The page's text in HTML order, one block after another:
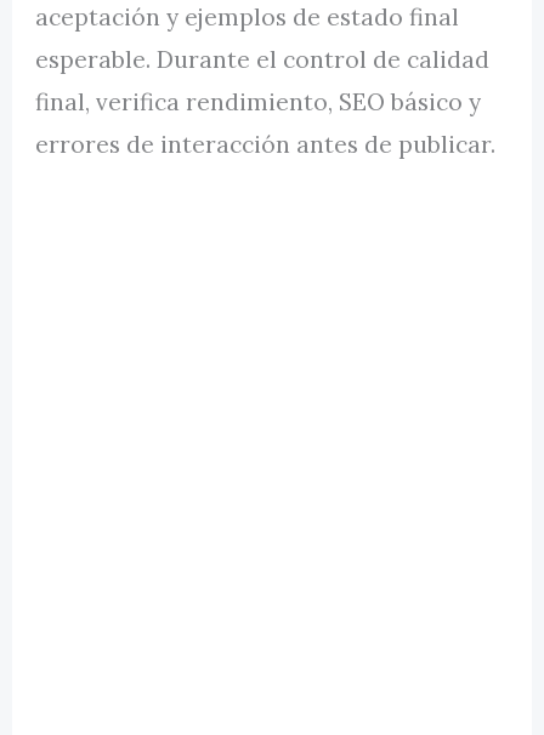
aceptación y ejemplos de estado final
esperable. Durante el control de calidad
final, verifica rendimiento, SEO básico y
errores de interacción antes de publicar.